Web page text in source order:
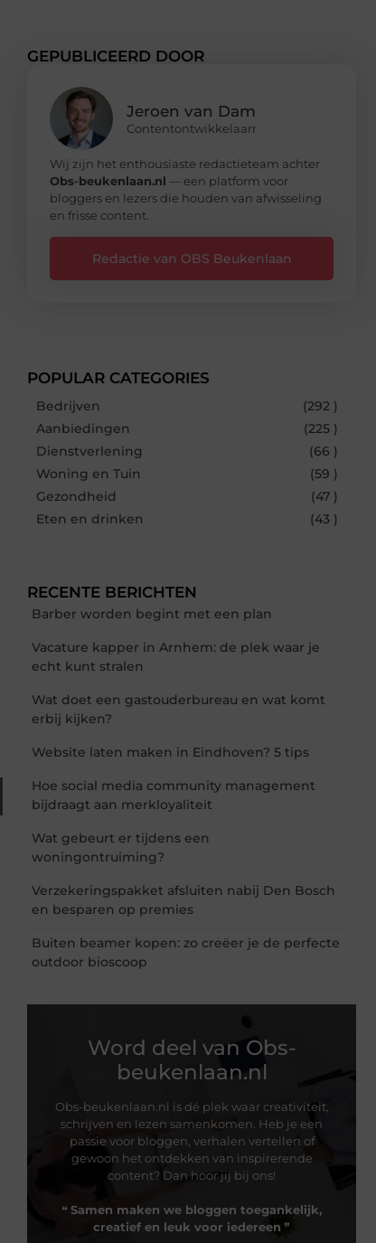
GEPUBLICEERD DOOR
Jeroen van Dam
Contentontwikkelaarr
Wij zijn het enthousiaste redactieteam achter
Obs-beukenlaan.nl — een platform voor
bloggers en lezers die houden van afwisseling
en frisse content.
Redactie van OBS Beukenlaan
POPULAR CATEGORIES
Bedrijven
(292 )
Aanbiedingen
(225 )
Dienstverlening
(66 )
Woning en Tuin
(59 )
Gezondheid
(47 )
Eten en drinken
(43 )
RECENTE BERICHTEN
Barber worden begint met een plan
Vacature kapper in Arnhem: de plek waar je
echt kunt stralen
Wat doet een gastouderbureau en wat komt
erbij kijken?
Website laten maken in Eindhoven? 5 tips
Hoe social media community management
bijdraagt aan merkloyaliteit
Wat gebeurt er tijdens een
woningontruiming?
Verzekeringspakket afsluiten nabij Den Bosch
en besparen op premies
Buiten beamer kopen: zo creëer je de perfecte
outdoor bioscoop
Word deel van Obs-
beukenlaan.nl
Obs-beukenlaan.nl is dé plek waar creativiteit,
schrijven en lezen samenkomen. Heb je een
passie voor bloggen, verhalen vertellen of
gewoon het ontdekken van inspirerende
content? Dan hoor jij bij ons!
❝ Samen maken we bloggen toegankelijk,
creatief en leuk voor iedereen ❞